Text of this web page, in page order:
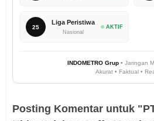
25
Liga Peristiwa
Nasional
AKTIF
INDOMETRO Grup • Jaringan
Akurat • Faktual •
Posting Komentar untuk